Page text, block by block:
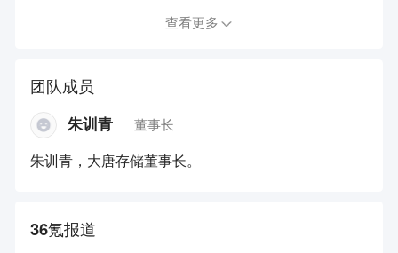
查看更多
团队成员
朱训青 董事长
朱训青，大唐存储董事长。
36氪报道